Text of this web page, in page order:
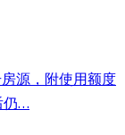
源，附使用额度
仍…